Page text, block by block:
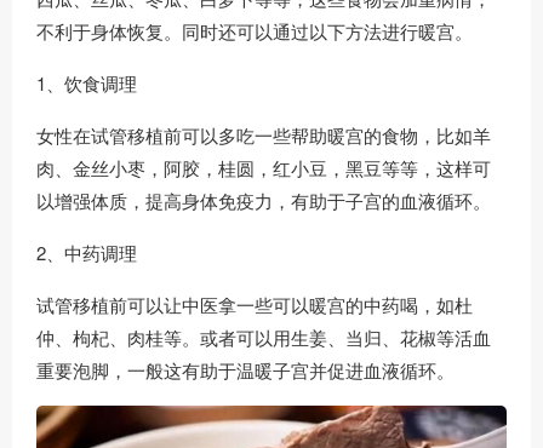
不利于身体恢复。同时还可以通过以下方法进行暖宫。
1、饮食调理
女性在试管移植前可以多吃一些帮助暖宫的食物，比如羊
肉、金丝小枣，阿胶，桂圆，红小豆，黑豆等等，这样可
以增强体质，提高身体免疫力，有助于子宫的血液循环。
2、中药调理
试管移植前可以让中医拿一些可以暖宫的中药喝，如杜
仲、枸杞、肉桂等。或者可以用生姜、当归、花椒等活血
重要泡脚，一般这有助于温暖子宫并促进血液循环。